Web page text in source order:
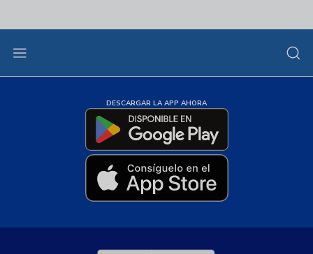
DESCARGAR LA APP AHORA